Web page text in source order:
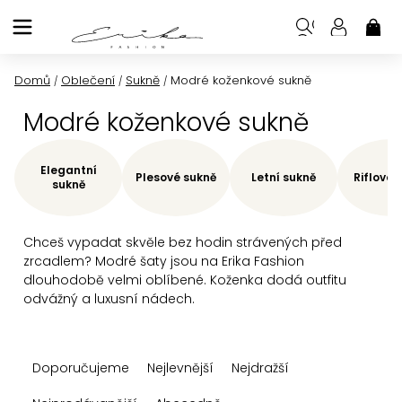
na
Domů / Oblečení / Sukně / Modré koženkové sukně
Modré koženkové sukně
Chceš vypadat skvěle bez hodin strávených před
zrcadlem? Modré šaty jsou na Erika Fashion
dlouhodobě velmi oblíbené. Koženka dodá outfitu
odvážný a luxusní nádech.
Elegantní
sukně
Plesové sukně Letní sukně Riflové
aDoporučujeme Nejlevnější
Nejdražší